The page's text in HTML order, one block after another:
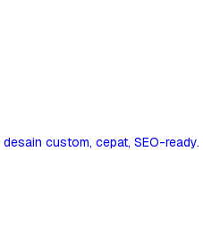
custom, cepat, SEO-ready.